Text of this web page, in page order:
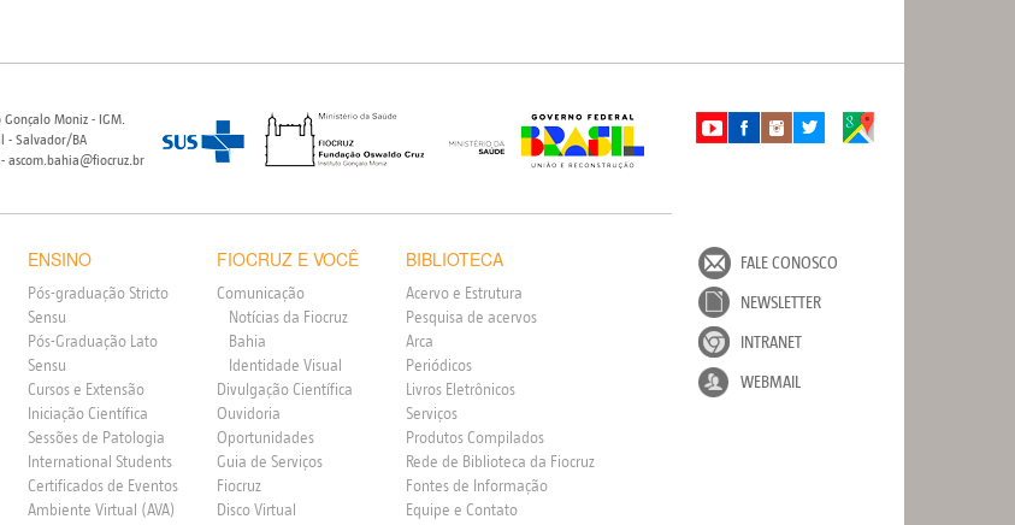
Moniz - IGM.
- Salvador/BA
ascom.bahia@fiocruz.br
ENSINO
Pós-graduação Stricto
Sensu
Pós-Graduação Lato
Sensu
Cursos e Extensão
Iniciação Científica
Sessões de Patologia
International Students
Certificados de Eventos
Ambiente Virtual (AVA)
FIOCRUZ E VOCÊ
Comunicação
Notícias da Fiocruz
Bahia
Identidade Visual
Divulgação Científica
Ouvidoria
Oportunidades
Guia de Serviços
Fiocruz
Disco Virtual
BIBLIOTECA
Acervo e Estrutura
Pesquisa de acervos
Arca
Periódicos
Livros Eletrônicos
Serviços
Produtos Compilados
Rede de Biblioteca da Fiocruz
Fontes de Informação
Equipe e Contato
FALE CONOSCO
NEWSLETTER
INTRANET
WEBMAIL